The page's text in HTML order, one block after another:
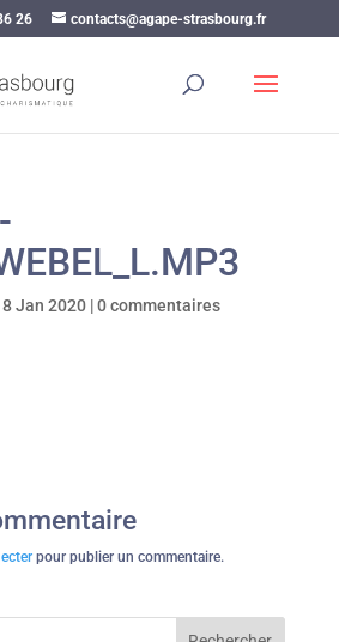
26 contacts@agape-strasbourg.fr
Jan 2020|0 commentaires
pour publier un commentaire.